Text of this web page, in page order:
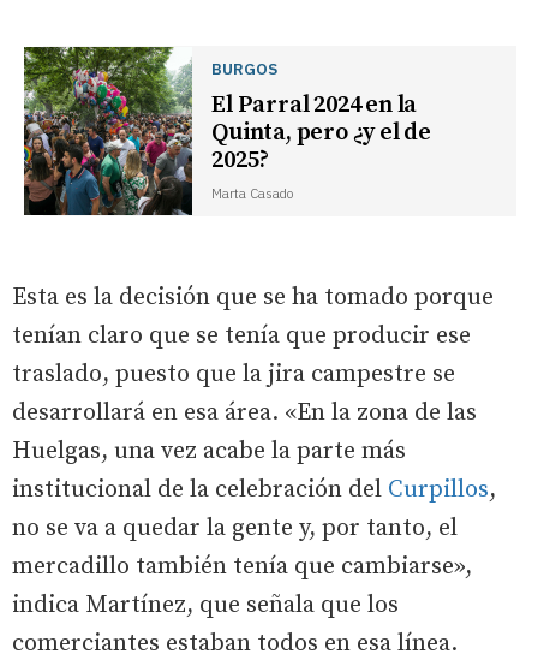
BURGOS
El Parral 2024 en la
Quinta, pero ¿y el de
2025?
Marta Casado
Esta es la decisión que se ha tomado porque
tenían claro que se tenía que producir ese
traslado, puesto que la jira campestre se
desarrollará en esa área. «En la zona de las
Huelgas, una vez acabe la parte más
institucional de la celebración del Curpillos,
no se va a quedar la gente y, por tanto, el
mercadillo también tenía que cambiarse»,
indica Martínez, que señala que los
comerciantes estaban todos en esa línea.